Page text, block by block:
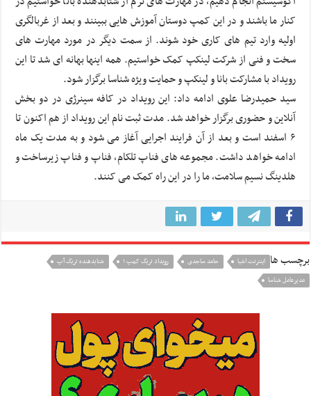
کنار ما باشند و در این کمپ دوستان آموزش هایی ببینند و بعد از غربالگری
اولیه وارد تیم های کاری خود شوند. از سمت دیگر در مورد مهارت های
سخت و فنی از شرکت لینکپ کمک خواستیم. همه اینها بهانه ای شد تا این
رویداد با مشارکت بانا و لینکپ و حمایت ویژه شناسا برگزار شود.
سید حمیدرضا علوی ادامه داد: این رویداد در کافه سینرژی در دو بخش
آنلاین و حضوری برگزار خواهد شد. مدت ثبت نام این رویداد از هم اکنون تا
۶ اسفند است و بعد از آن فرایند اجرایی آغاز می شود و به مدت یک ماه
ادامه خواهد داشت. مجموعه های فناپ تلکام، فناپ و فناپ زیرساخت و
هلدینگ نسیم سلامت، ما را در این راه کمک می کنند.
برچسب ها اینترنت اشیا حامد ساجدی رویداد تریگ کمپ ۱
شتابدهنده تریگ آپ
مدیرعامل شناسا